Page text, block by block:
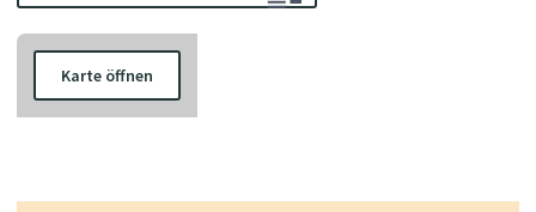
Karte öffnen